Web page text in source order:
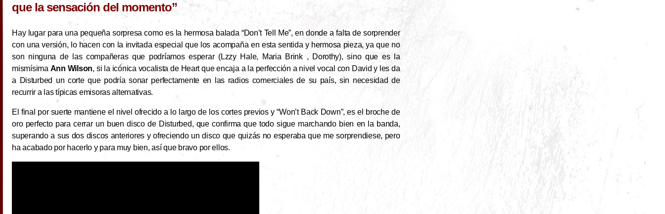
que la sensación del momento”
Hay lugar para una pequeña sorpresa como es la hermosa balada “Don’t Tell Me”, en donde a falta de sorprender
con una versión, lo hacen con la invitada especial que los acompaña en esta sentida y hermosa pieza, ya que no
son ninguna de las compañeras que podríamos esperar (Lzzy Hale, Maria Brink , Dorothy), sino que es la
mismísima Ann Wilson, si la icónica vocalista de Heart que encaja a la perfección a nivel vocal con David y les da
a Disturbed un corte que podría sonar perfectamente en las radios comerciales de su país, sin necesidad de
recurrir a las típicas emisoras alternativas.
El final por suerte mantiene el nivel ofrecido a lo largo de los cortes previos y “Won’t Back Down”, es el broche de
oro perfecto para cerrar un buen disco de Disturbed, que confirma que todo sigue marchando bien en la banda,
superando a sus dos discos anteriores y ofreciendo un disco que quizás no esperaba que me sorprendiese, pero
ha acabado por hacerlo y para muy bien, así que bravo por ellos.